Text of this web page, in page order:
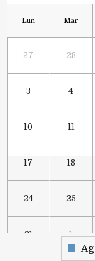
Lun Mar
27 28
3 4
10 11
17 18
24 25
31 1